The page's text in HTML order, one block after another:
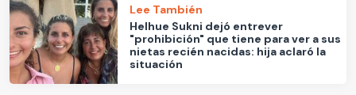
Lee También
Helhue Sukni dejó entrever
"prohibición" que tiene para ver a sus
nietas recién nacidas: hija aclaró la
situación